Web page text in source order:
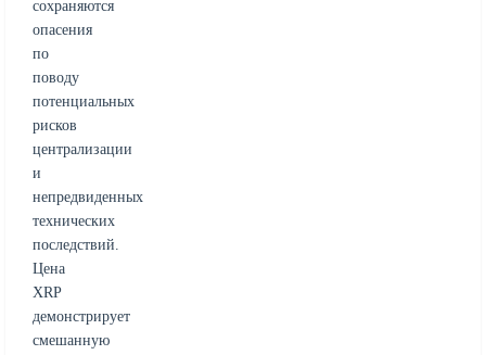
сохраняются
опасения
по
поводу
потенциальных
рисков
централизации
и
непредвиденных
технических
последствий.
Цена
XRP
демонстрирует
смешанную